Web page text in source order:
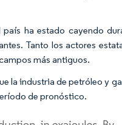
ha estado cayendo
Tanto los actores
más antiguos.
la industria de petróleo y
de pronóstico.